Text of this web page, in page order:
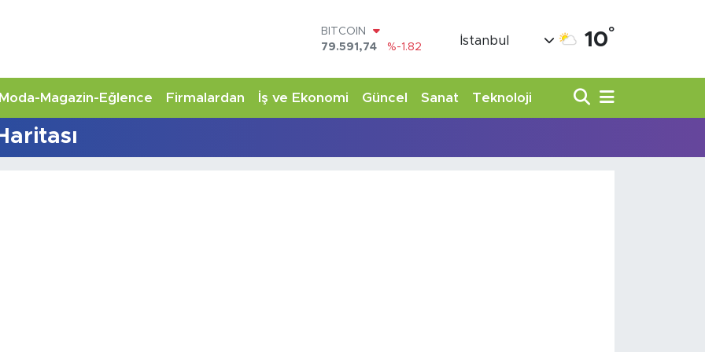
BITCOIN
79.591,74
%-1.82
45,43620
%0.02
EURO
G.ALTIN
İstanbul 10°
Moda-Magazin-Eğlence Firmalardan İş ve Ekonomi Güncel Sanat Teknoloji